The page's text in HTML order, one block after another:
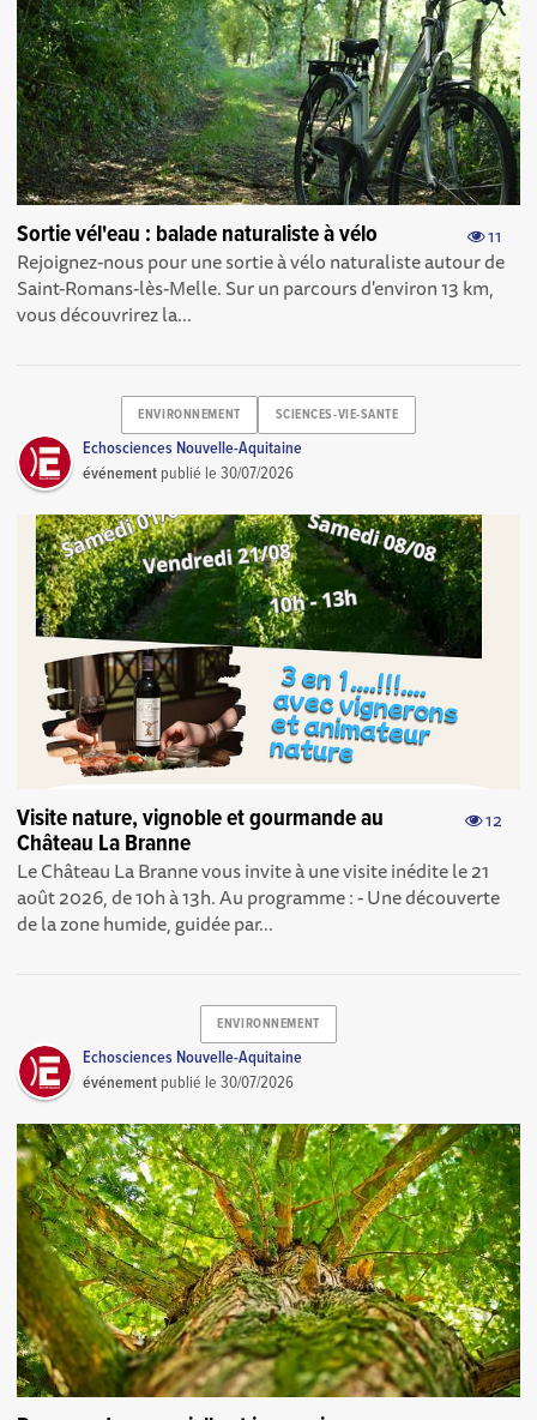
11
Sortie vél'eau : balade naturaliste à vélo
Rejoignez-nous pour une sortie à vélo naturaliste autour de
Saint-Romans-lès-Melle. Sur un parcours d'environ 13 km,
vous découvrirez la...
ENVIRONNEMENT SCIENCES-VIE-SANTE
Echosciences Nouvelle-Aquitaine
événement publié le30/07/2026
12
Visite nature, vignoble et gourmande au
Château La Branne
Le Château La Branne vous invite à une visite inédite le 21
août 2026, de 10h à 13h. Au programme : - Une découverte
de la zone humide, guidée par...
ENVIRONNEMENT
Echosciences Nouvelle-Aquitaine
événement publié le30/07/2026